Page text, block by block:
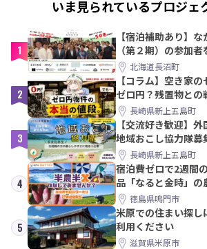
いま見られているプロジェ
1
【宿泊補助あり】
（第２期）の参加
【8/21〆】
北海道長沼町
2
【コラム】空き家
ゼロ円？残置物との
教訓｜新上五島町
長崎県新上五島町
3
【交流好き歓迎】
地域おこし協力隊募
島町長崎県新上五島町
4
宿泊費ゼロで2週間
品「なると金時」
みませんか？
徳島県鳴門市
5
米原での住まい探
利用ください
滋賀県米原市